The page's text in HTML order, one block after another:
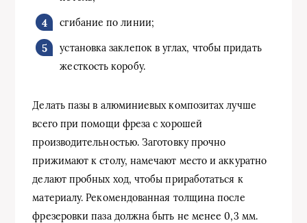
сгибание по линии;
установка заклепок в углах, чтобы придать
жесткость коробу.
Делать пазы в алюминиевых композитах лучше
всего при помощи фреза с хорошей
производительностью. Заготовку прочно
прижимают к столу, намечают место и аккуратно
делают пробных ход, чтобы приработаться к
материалу. Рекомендованная толщина после
фрезеровки паза должна быть не менее 0,3 мм.